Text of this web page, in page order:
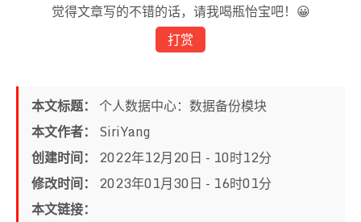
觉得文章写的不错的话，请我喝瓶怡宝吧！😀
打赏
本文标题： 个人数据中心：数据备份模块
本文作者： SiriYang
创建时间： 2022年12月20日 - 10时12分
修改时间： 2023年01月30日 - 16时01分
本文链接：